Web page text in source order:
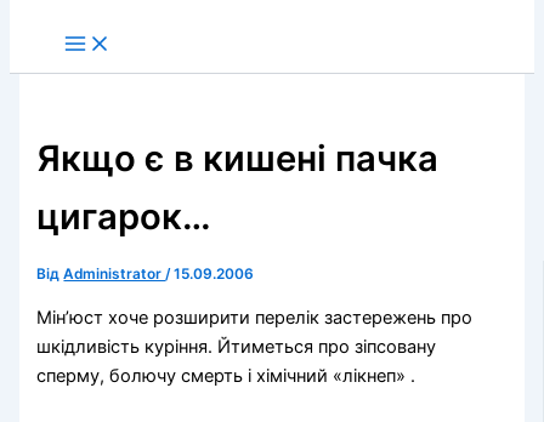
Якщо є в кишені пачка
цигарок…
ВідAdministrator/15.09.2006
Мін’юст хоче розширити перелік застережень про
шкідливість куріння. Йтиметься про зіпсовану
сперму, болючу смерть і хімічний «лікнеп» .